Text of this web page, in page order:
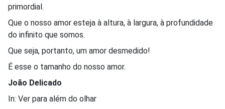
primordial.
Que o nosso amor esteja à altura, à largura, à profundidade
do infinito que somos.
Que seja, portanto, um amor desmedido!
É esse o tamanho do nosso amor.
João Delicado
In: Ver para além do olhar